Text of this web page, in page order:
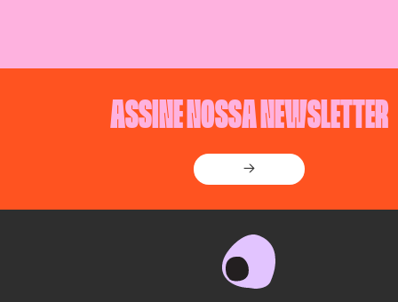
ASSINE NOSSA NEWSLETTER
→